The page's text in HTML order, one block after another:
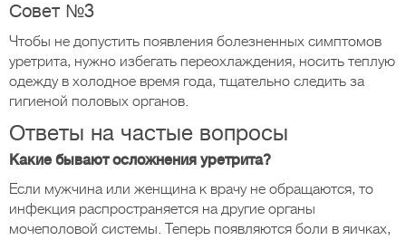
Совет №3
Чтобы не допустить появления болезненных симптомов
уретрита, нужно избегать переохлаждения, носить теплую
одежду в холодное время года, тщательно следить за
гигиеной половых органов.
Ответы на частые вопросы
Какие бывают осложнения уретрита?
Если мужчина или женщина к врачу не обращаются, то
инфекция распространяется на другие органы
мочеполовой системы. Теперь появляются боли в яичках,